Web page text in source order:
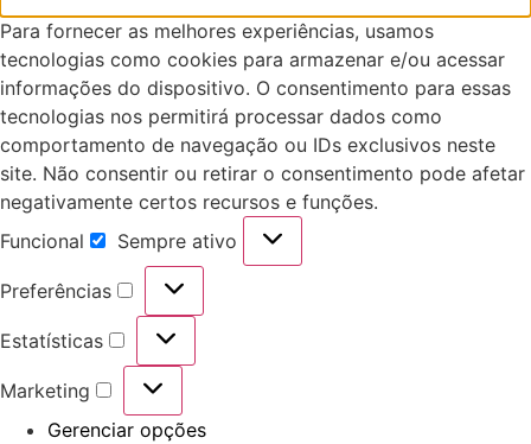
Para fornecer as melhores experiências, usamos
tecnologias como cookies para armazenar e/ou acessar
informações do dispositivo. O consentimento para essas
tecnologias nos permitirá processar dados como
comportamento de navegação ou IDs exclusivos neste
site. Não consentir ou retirar o consentimento pode afetar
negativamente certos recursos e funções.
Funcional
Sempre ativo
Preferências
Estatísticas
Marketing
Gerenciar opções